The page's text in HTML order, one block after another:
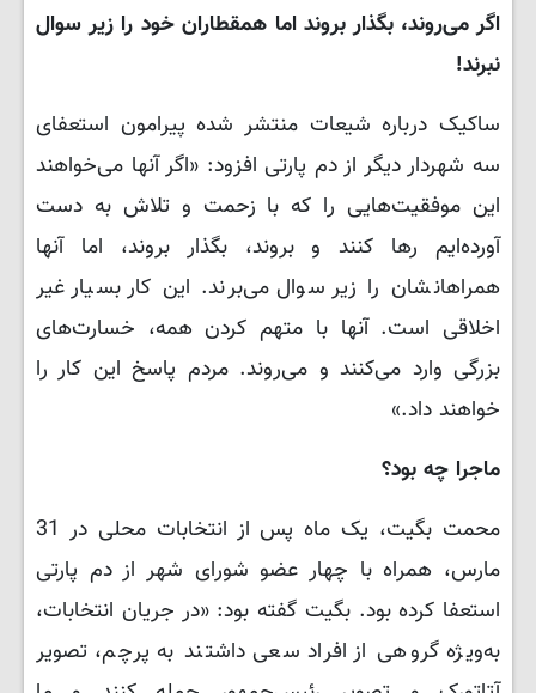
اگر می‌روند، بگذار بروند اما همقطاران خود را زیر سوال
نبرند!
ساکیک درباره شیعات منتشر شده پیرامون استعفای
سه شهردار دیگر از دم پارتی افزود: «اگر آنها می‌خواهند
این موفقیت‌هایی را که با زحمت و تلاش به دست
آورده‌ایم رها کنند و بروند، بگذار بروند، اما آنها
همراهانشان را زیر سوال می‌برند. این کار بسیار غیر
اخلاقی است. آنها با متهم کردن همه، خسارت‌های
بزرگی وارد می‌کنند و می‌روند. مردم پاسخ این کار را
خواهند داد.»
ماجرا چه بود؟
محمت بگیت، یک ماه پس از انتخابات محلی در 31
مارس، همراه با چهار عضو شورای شهر از دم پارتی
استعفا کرده بود. بگیت گفته بود: «در جریان انتخابات،
به‌ویژه گروهی از افراد سعی داشتند به پرچم، تصویر